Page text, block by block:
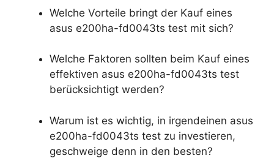
Welche Vorteile bringt der Kauf eines
asus e200ha-fd0043ts test mit sich?
Welche Faktoren sollten beim Kauf eines
effektiven asus e200ha-fd0043ts test
berücksichtigt werden?
Warum ist es wichtig, in irgendeinen asus
e200ha-fd0043ts test zu investieren,
geschweige denn in den besten?